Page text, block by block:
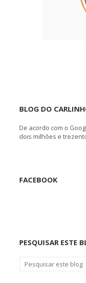
BLOG DO
De acordo com o
dois milhões e
FACEBOOK
PESQUISAR ESTE